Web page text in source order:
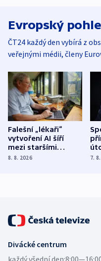
Evropský
ČT24 každý den vybírá z
veřejnými médii, členy
Falešní „lékaři“
vytvoření AI šíří
mezi staršími
Poláky nebezpečné
8. 8. 2026 7.
Divácké centrum